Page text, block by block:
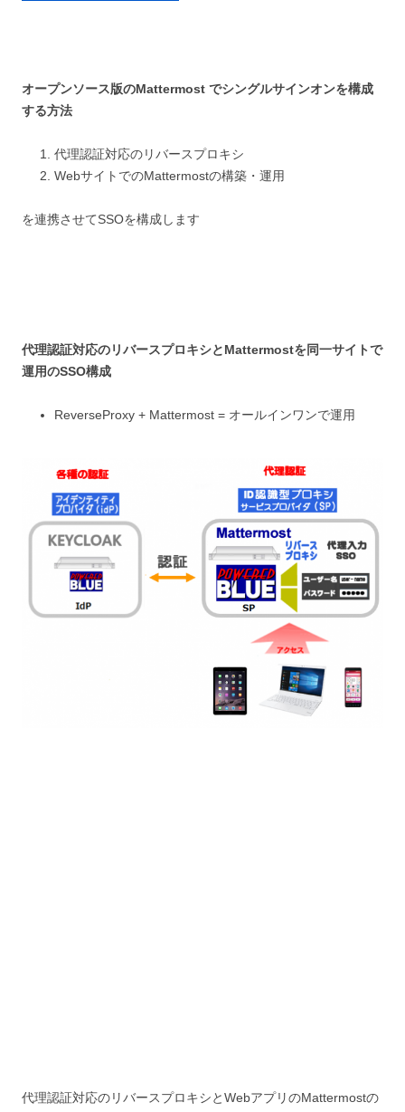
オープンソース版のMattermost でシングルサインオンを構成
する方法
代理認証対応のリバースプロキシ
WebサイトでのMattermostの構築・運用
を連携させてSSOを構成します
代理認証対応のリバースプロキシとMattermostを同一サイトで
運用のSSO構成
ReverseProxy + Mattermost = オールインワンで運用
代理認証対応のリバースプロキシとWebアプリのMattermostの